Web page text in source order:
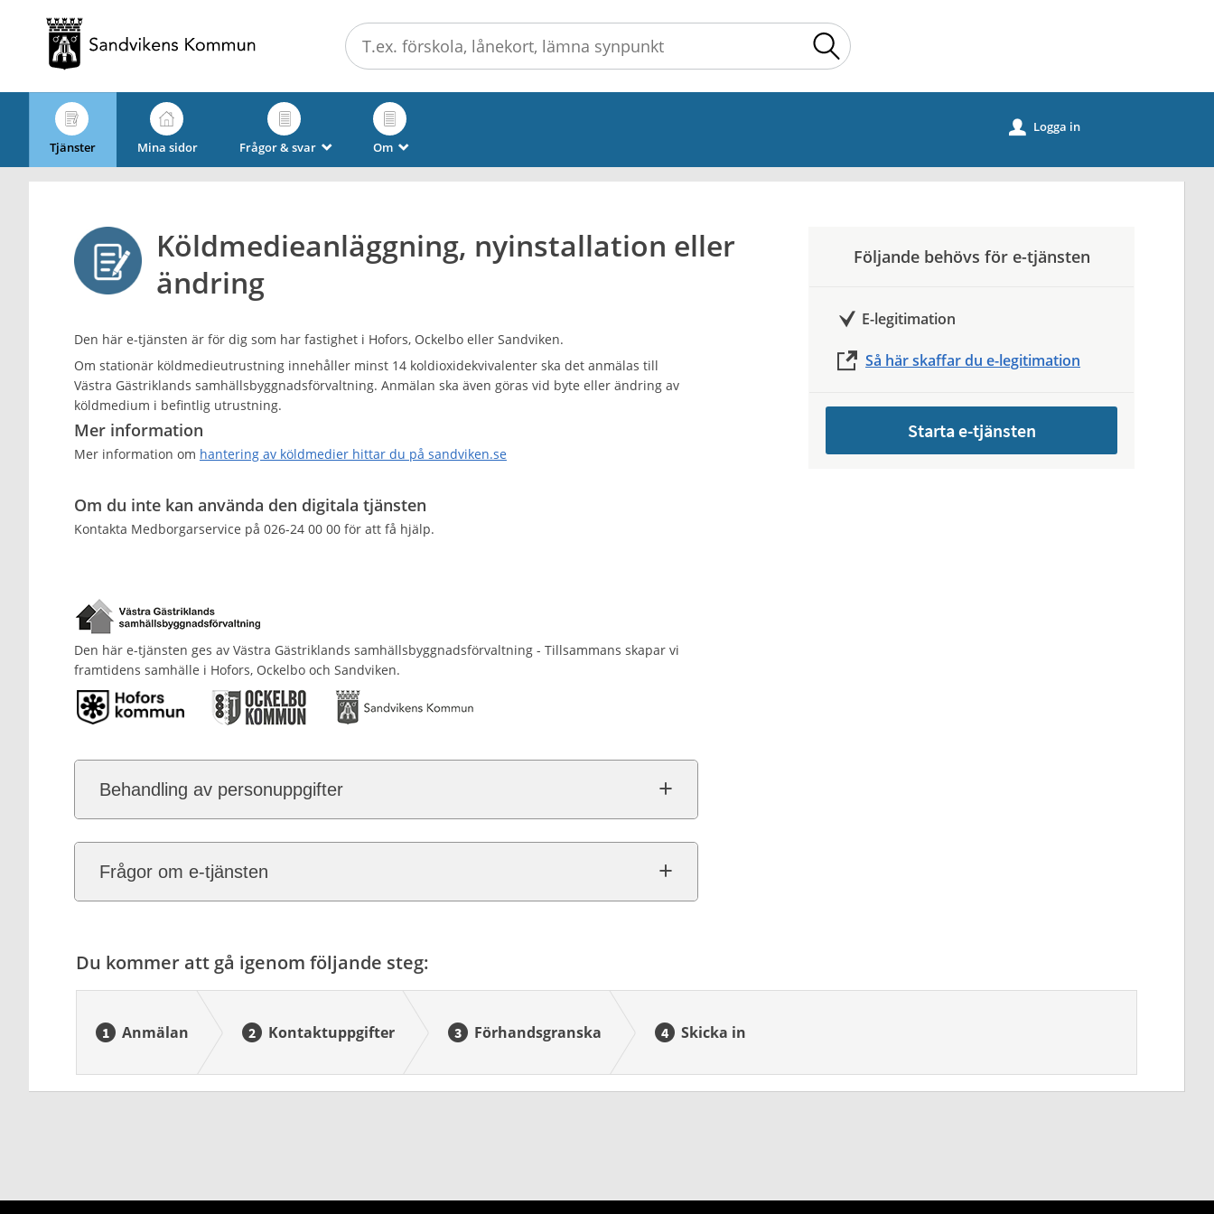
Välkommen
tjänster
Sandvikens
kommun
Tjänster Mina sidor Frågor & svar _ Om _
u Logga in
Köldmedieanläggning, nyinstallation eller
ändring
Den här e-tjänsten är för dig som har fastighet i Hofors, Ockelbo eller Sandviken.
Om stationär köldmedieutrustning innehåller minst 14 koldioxidekvivalenter ska det anmälas till
Västra Gästriklands samhällsbyggnadsförvaltning. Anmälan ska även göras vid byte eller ändring av
köldmedium i befintlig utrustning.
Mer information
Mer information om hantering av köldmedier hittar du på sandviken.se
Om du inte kan använda den digitala tjänsten
Kontakta Medborgarservice på 026-24 00 00 för att få hjälp.
Den här e-tjänsten ges av Västra Gästriklands samhällsbyggnadsförvaltning - Tillsammans skapar vi
framtidens samhälle i Hofors, Ockelbo och Sandviken.
Behandling av personuppgifter
Frågor om e-tjänsten
Följande behövs för e-tjänsten
E-legitimation
Så här skaffar du e-legitimation
Starta e-tjänsten
Du kommer att gå igenom följande steg:
Anmälan Kontaktuppgifter Förhandsgranska Skicka in